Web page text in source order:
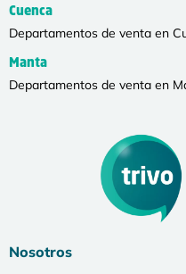
Cuenca
Departamentos de venta en
Manta
Departamentos de venta en
Nosotros